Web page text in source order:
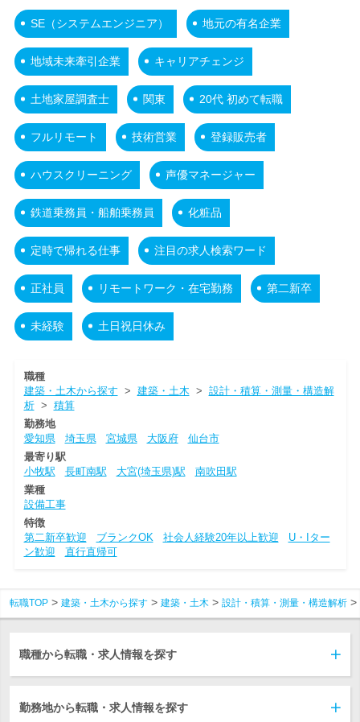
SE（システムエンジニア） 地元の有名企業
地域未来牽引企業 キャリアチェンジ
土地家屋調査士 関東 20代 初めて転職
フルリモート 技術営業 登録販売者
ハウスクリーニング 声優マネージャー
鉄道乗務員・船舶乗務員 化粧品
定時で帰れる仕事 注目の求人検索ワード
正社員 リモートワーク・在宅勤務 第二新卒
未経験 土日祝日休み
職種
建築・土木から探す > 建築・土木 > 設計・積算・測量・構造解
析> 積算
勤務地
愛知県
埼玉県 宮城県 大阪府
仙台市
最寄り駅
小牧駅
長町南駅 大宮(埼玉県)駅
南吹田駅
業種
設備工事
特徴
第二新卒歓迎
ブランクOK 社会人経験20年以上歓迎
U・Iター
ン歓迎
直行直帰可
転職TOP 建築・土木から探す 建築・土木 設計・積算・測量・構造解析
職種から転職・求人情報を探す
勤務地から転職・求人情報を探す